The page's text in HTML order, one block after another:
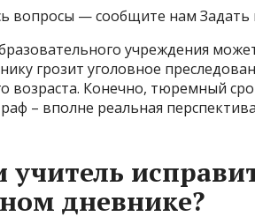
вопросы — сообщите нам Задать
учреждения
грозит уголовное
возраста. Конечно, тюремный
– вполне реальная
дневнике?